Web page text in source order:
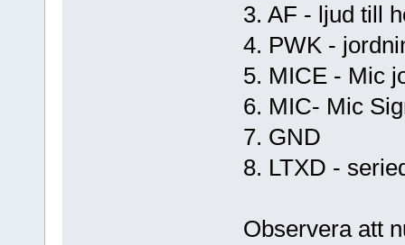
3. AF - ljud till
4. PWK -
5. MICE - Mic
6. MIC- Mic
7. GND
8. LTXD -
Observera att